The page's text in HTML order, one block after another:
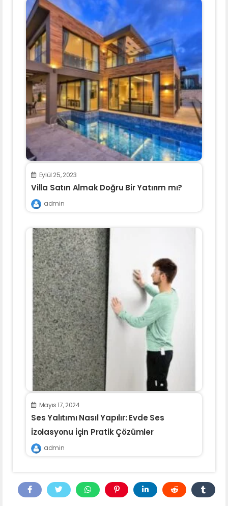
Eylül 25, 2023
Villa Satın Almak Doğru Bir Yatırım mı?
admin
Mayıs 17, 2024
Ses Yalıtımı Nasıl Yapılır: Evde Ses
İzolasyonu İçin Pratik Çözümler
admin